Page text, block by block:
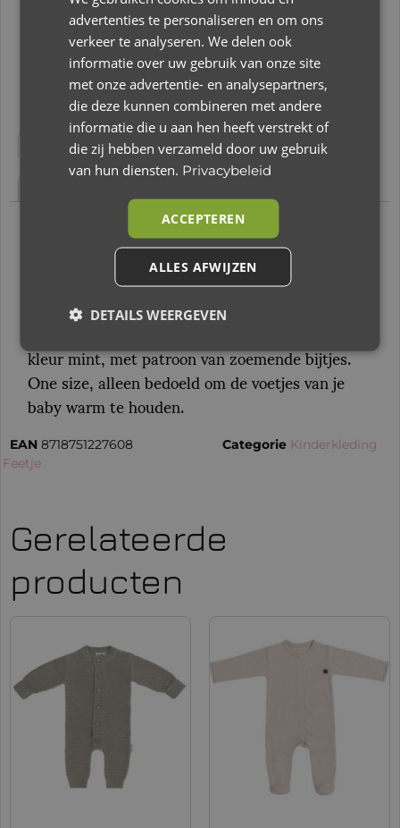
Toevoegen aan winkelwagen
Beschrijving
Aanvullende informatie
Beoordelingen (0)
Beschrijving
Feetje slofje Bee AOP
Feetje slofje Bee AOP. Zachte babyslofjes in de
kleur mint, met patroon van zoemende bijtjes.
One size, alleen bedoeld om de voetjes van je
baby warm te houden.
EAN 8718751227608 Categorie Kinderkleding
Feetje
Gerelateerde
producten
advertenties te personaliseren en om ons
verkeer te analyseren. We delen ook
informatie over uw gebruik van onze site
met onze advertentie- en analysepartners,
die deze kunnen combineren met andere
informatie die u aan hen heeft verstrekt of
die zij hebben verzameld door uw gebruik
van hun diensten. Privacybeleid
ACCEPTEREN
ALLES AFWIJZEN
DETAILS WEERGEVEN